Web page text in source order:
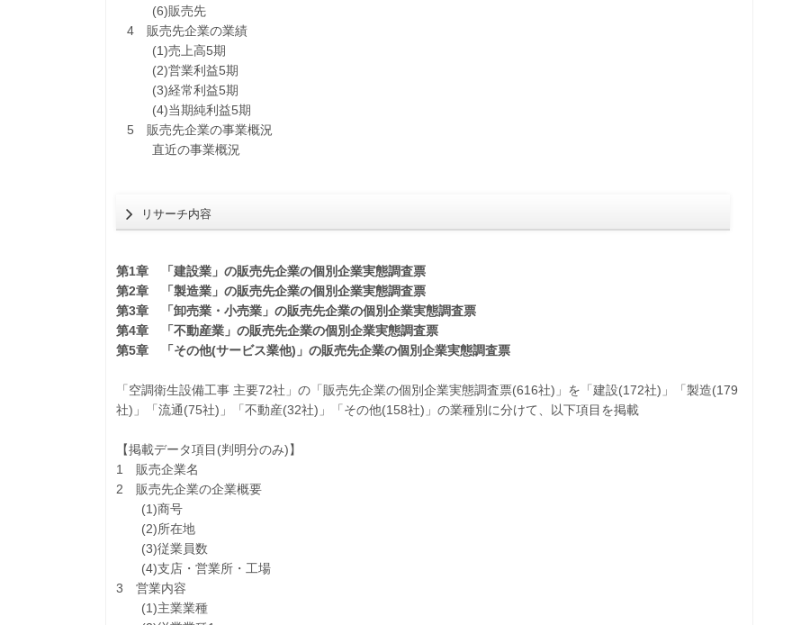
(6)販売先
4 販売先企業の業績
(1)売上高5期
(2)営業利益5期
(3)経常利益5期
(4)当期純利益5期
5 販売先企業の事業概況
直近の事業概況
リサーチ内容
第1章 「建設業」の販売先企業の個別企業実態調査票
第2章 「製造業」の販売先企業の個別企業実態調査票
第3章 「卸売業・小売業」の販売先企業の個別企業実態調査票
第4章 「不動産業」の販売先企業の個別企業実態調査票
第5章 「その他(サービス業他)」の販売先企業の個別企業実態調査票
「空調衛生設備工事 主要72社」の「販売先企業の個別企業実態調査票(616社)」を「建設(172社)」「製造(179
社)」「流通(75社)」「不動産(32社)」「その他(158社)」の業種別に分けて、以下項目を掲載
【掲載データ項目(判明分のみ)】
1 販売企業名
2 販売先企業の企業概要
(1)商号
(2)所在地
(3)従業員数
(4)支店・営業所・工場
3 営業内容
(1)主業業種